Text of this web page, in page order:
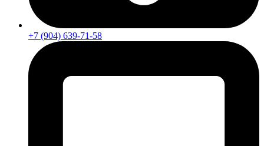
+7 (904) 639-71-58